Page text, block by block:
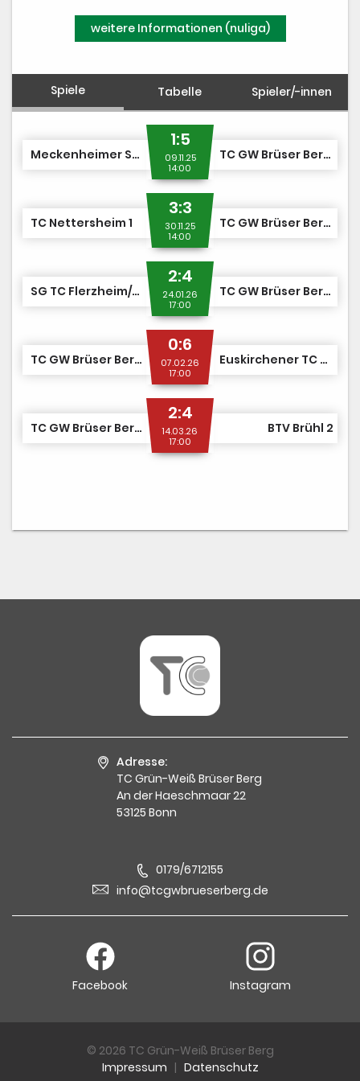
weitere Informationen (nuliga)
Spiele Tabelle Spieler/-innen
Meckenheimer SV 2
1:5
09.11.25
14:00
TC GW Brüser Berg 2
TC Nettersheim 1
3:3
30.11.25
14:00
TC GW Brüser Berg 2
SG TC Flerzheim/SV SW Merzbach 1
2:4
24.01.26
17:00
TC GW Brüser Berg 2
TC GW Brüser Berg 2
0:6
07.02.26
17:00
Euskirchener TC RW 1
TC GW Brüser Berg 2
2:4
14.03.26
17:00
BTV Brühl 2
Adresse:
TC Grün-Weiß Brüser Berg
An der Haeschmaar 22
53125 Bonn
0179/6712155
info@tcgwbrueserberg.de
Facebook Instagram
© 2026 TC Grün-Weiß Brüser Berg
Impressum | Datenschutz